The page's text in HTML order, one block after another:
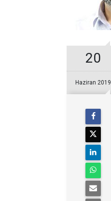
20
Haziran 2019